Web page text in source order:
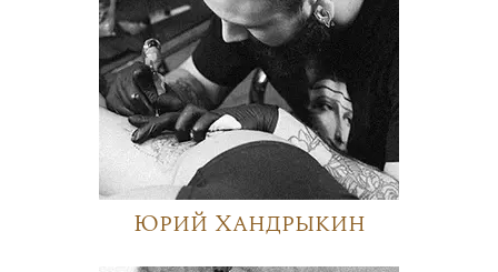
Юрий Хандрыкин